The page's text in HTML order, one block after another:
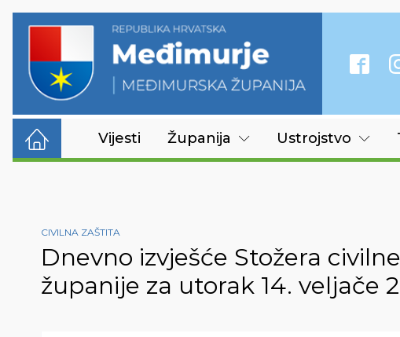
Vijesti Županija Ustrojstvo
CIVILNA ZAŠTITA
Dnevno izvješće Stožera
županije za utorak 14. veljače